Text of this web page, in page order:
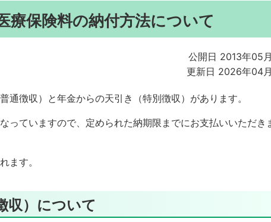
療保険料の納付方法について
公開日 2013年05
更新日 2026年04
徴収）と年金からの天引き（特別徴収）があります。
っていますので、定められた納期限までにお支払いいただき
ます。
収）について